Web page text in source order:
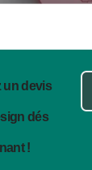
un devis
dés
!